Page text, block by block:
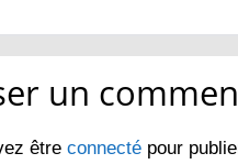
un
être connecté pour